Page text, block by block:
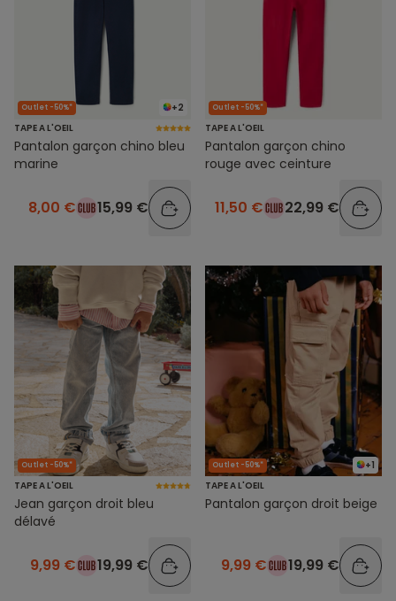
+2
Outlet -50%*
TAPE A L'OEIL
Pantalon garçon chino bleu
marine
8,00 € 15,99 €
Outlet -50%*
TAPE A L'OEIL
Pantalon garçon chino
rouge avec ceinture
11,50 € 22,99 €
Outlet -50%*
TAPE A L'OEIL
Jean garçon droit bleu
délavé
9,99 € 19,99 €
+1
Outlet -50%*
TAPE A L'OEIL
Pantalon garçon droit beige
9,99 € 19,99 €